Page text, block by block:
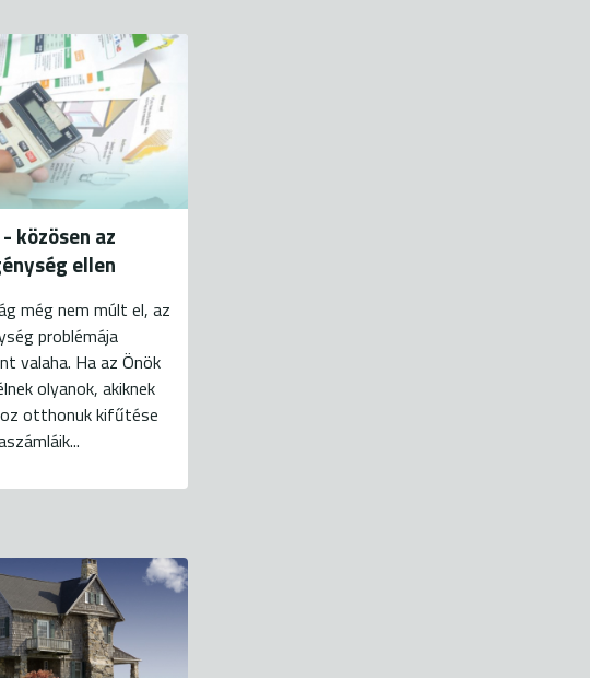
közösen az
ellen
még nem múlt el, az
problémája
valaha. Ha az Önök
olyanok, akiknek
otthonuk kifűtése